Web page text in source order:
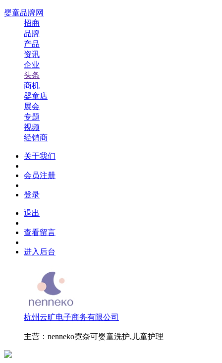
婴童品牌网
招商
品牌
产品
资讯
企业
头条
商机
婴童店
展会
专题
视频
经销商
关于我们
会员注册
登录
退出
查看留言
进入后台
杭州云旷电子商务有限公司
主营：nenneko霓奈可婴童洗护,儿童护理